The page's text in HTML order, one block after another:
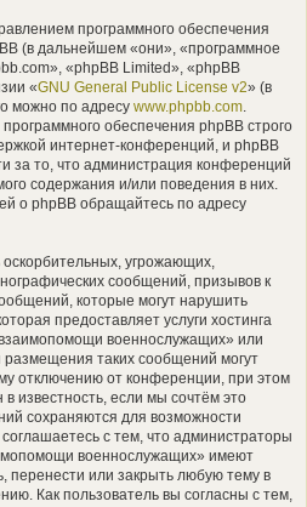
программного обеспечения
(в дальнейшем «они», «программное
«phpBB Limited», «phpBB
«GNU General Public License v2» (в
можно по адресу www.phpbb.com.
обеспечения phpBB строго
интернет-конференций, и phpBB
за то, что администрация конференций
содержания и/или поведения в них.
о phpBB обращайтесь по адресу
угрожающих,
сообщений, призывов к
которые могут нарушить
предоставляет услуги хостинга
военнослужащих» или
таких сообщений могут
отключению от конференции, при этом
известность, если мы сочтём это
сохраняются для возможности
с тем, что администраторы
военнослужащих» имеют
перенести или закрыть любую тему в
Как пользователь вы согласны с тем,